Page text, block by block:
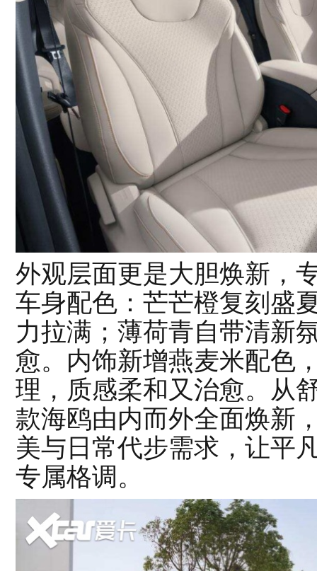
外观层面更是大胆焕新，
车身配色：芒芒橙复刻盛
力拉满；薄荷青自带清新
愈。内饰新增燕麦米配色
理，质感柔和又治愈。从
款海鸥由内而外全面焕新
美与日常代步需求，让平
专属格调。